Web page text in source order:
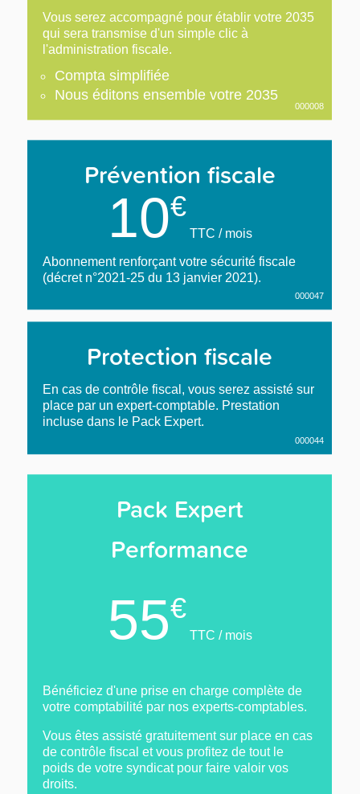
Vous serez accompagné pour établir votre 2035
qui sera transmise d'un simple clic à
l'administration fiscale.
Compta simplifiée
Nous éditons ensemble votre 2035
000008
Prévention fiscale
10€
TTC / mois
Abonnement renforçant votre sécurité fiscale
(décret n°2021-25 du 13 janvier 2021).
000047
Protection fiscale
En cas de contrôle fiscal, vous serez assisté sur
place par un expert-comptable. Prestation
incluse dans le Pack Expert.
000044
Pack Expert
Performance
55€
TTC / mois
Bénéficiez d'une prise en charge complète de
votre comptabilité par nos experts-comptables.
Vous êtes assisté gratuitement sur place en cas
de contrôle fiscal et vous profitez de tout le
poids de votre syndicat pour faire valoir vos
droits.